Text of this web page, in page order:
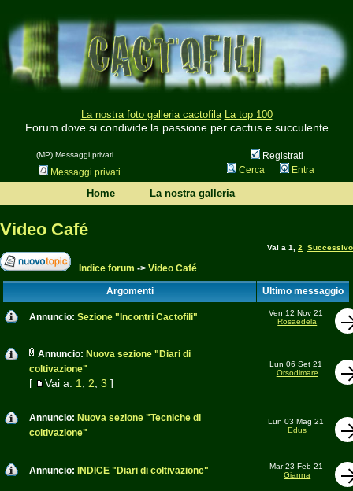
La nostra foto galleria cactofila La top 100
Forum dove si condivide la passione per cactus e succulente
(MP) Messaggi privati
Registrati
Messaggi privati
Cerca Entra
Home La nostra galleria
Video Café
Vai a 1 2 Successivo
Indice forum -> Video Café
Argomenti Ultimo messaggio
Annuncio: Sezione "Incontri Cactofili"
Ven 12 Nov 21
Rosaedela
Annuncio: Nuova sezione "Diari di
coltivazione"
[ Vai a: 1 2 3 ]
Lun 06 Set 21
Orsodimare
Annuncio: Nuova sezione "Tecniche di
coltivazione"
Lun 03 Mag 21
Edus
Annuncio: INDICE "Diari di coltivazione"
Mar 23 Feb 21
Gianna